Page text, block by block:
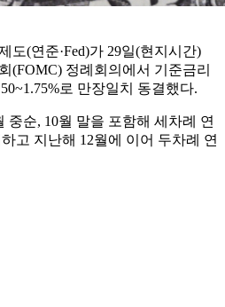
도(연준·Fed)가 29일(현지시간)
(FOMC) 정례회의에서 기준금리
로 만장일치 동결했다.
중순, 10월 말을 포함해 세차례 연
고 지난해 12월에 이어 두차례 연